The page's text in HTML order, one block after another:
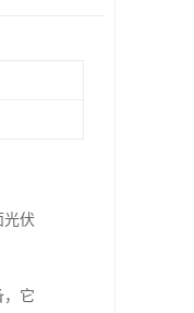
光伏
，它